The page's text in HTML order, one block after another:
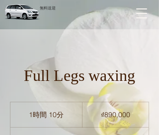
無料送迎
Full Legs waxing
1時間 10分
890,000
₫890,000